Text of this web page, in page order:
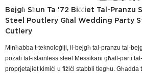
Bejgħ Sħun Ta '72 Biċċiet Tal-Pranzu
Steel Poutlery Għal Wedding Party
Cutlery
Minħabba t-teknoloġiji, il-bejgħ tal-pranzu tal-
pożati tal-istainless steel Messikani għall-parti
proprjetajiet kimiċi u fiżiċi stabbli tiegħu. Għadda